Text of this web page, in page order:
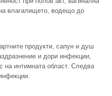
влагалището, водещо до
продукти, сапун и душ
и дори инфекции,
на интимната област. Следва